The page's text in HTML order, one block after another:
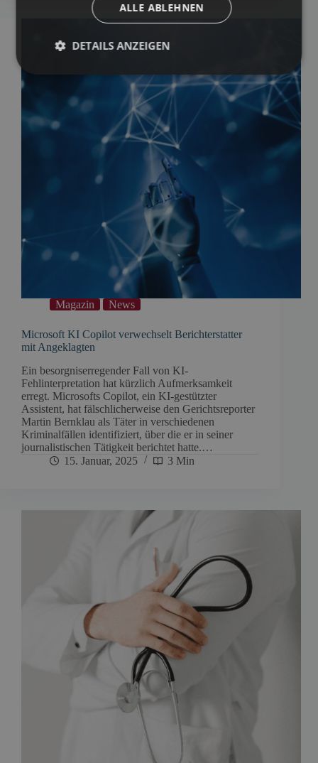
Magazin News
Microsoft KI Copilot verwechselt Berichterstatter
mit Angeklagten
Ein besorgniserregender Fall von KI-
Fehlinterpretation hat kürzlich Aufmerksamkeit
erregt. Microsofts Copilot, ein KI-gestützter
Assistent, hat fälschlicherweise den Gerichtsreporter
Martin Bernklau als Täter in verschiedenen
Kriminalfällen identifiziert, über die er in seiner
journalistischen Tätigkeit berichtet hatte.…
15. Januar, 2025
3 Min
ALLE ABLEHNEN
DETAILS ANZEIGEN